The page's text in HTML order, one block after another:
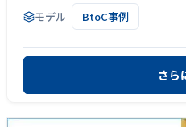
モデル BtoC事例
さら